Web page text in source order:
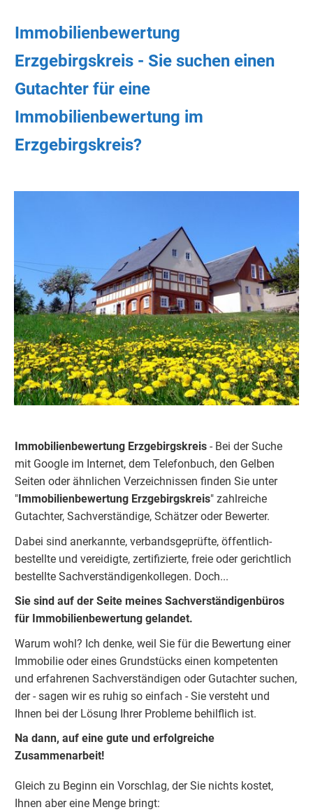
Immobilienbewertung
Erzgebirgskreis - Sie suchen einen
Gutachter für eine
Immobilienbewertung im
Erzgebirgskreis?
Immobilienbewertung Erzgebirgskreis - Bei der Suche
mit Google im Internet, dem Telefonbuch, den Gelben
Seiten oder ähnlichen Verzeichnissen finden Sie unter
" Immobilienbewertung Erzgebirgskreis" zahlreiche
Gutachter, Sachverständige, Schätzer oder Bewerter.
Dabei sind anerkannte, verbandsgeprüfte, öffentlich-
bestellte und vereidigte, zertifizierte, freie oder gerichtlich
bestellte Sachverständigenkollegen. Doch...
Sie sind auf der Seite meines Sachverständigenbüros
für Immobilienbewertung gelandet.
Warum wohl? Ich denke, weil Sie für die Bewertung einer
Immobilie oder eines Grundstücks einen kompetenten
und erfahrenen Sachverständigen oder Gutachter suchen,
der - sagen wir es ruhig so einfach - Sie versteht und
Ihnen bei der Lösung Ihrer Probleme behilflich ist.
Na dann, auf eine gute und erfolgreiche
Zusammenarbeit!
Gleich zu Beginn ein Vorschlag, der Sie nichts kostet,
Ihnen aber eine Menge bringt: